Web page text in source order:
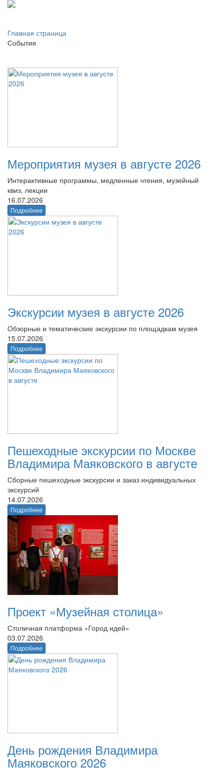
Главная страница
События
Мероприятия музея в августе 2026
Интерактивные программы, медленные чтения, музейный
квиз, лекции
16.07.2026
Подробнее
Экскурсии музея в августе 2026
Обзорные и тематические экскурсии по площадкам музея
15.07.2026
Подробнее
Пешеходные экскурсии по Москве
Владимира Маяковского в августе
Сборные пешеходные экскурсии и заказ индивидуальных
экскурсий
14.07.2026
Подробнее
Проект «Музейная столица»
Столичная платформа «Город идей»
03.07.2026
Подробнее
День рождения Владимира
Маяковского 2026